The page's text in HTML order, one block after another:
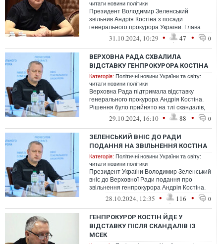
читати новини політики
Президент Володимир Зеленський
звільнив Андрія Костіна з посади
генерального прокурора України. Глава
держави підписав відповідний указ
31.10.2024, 10:29 • 47 • 0
ВЕРХОВНА РАДА СХВАЛИЛА
ВІДСТАВКУ ГЕНПРОКУРОРА КОСТІНА
Категорія: Політичні новини України та світу:
читати новини політики
Верховна Рада підтримала відставку
генерального прокурора Андрія Костіна.
Рішення було прийнято на тлі скандалів,
пов’язаних із випадками зловживання ...
29.10.2024, 16:10 • 88 • 0
ЗЕЛЕНСЬКИЙ ВНІС ДО РАДИ
ПОДАННЯ НА ЗВІЛЬНЕННЯ КОСТІНА
Категорія: Політичні новини України та світу:
читати новини політики
Президент України Володимир Зеленський
вніс до Верховної Ради подання про
звільнення генпрокурора Андрія Костіна.
Подання розглянуть під час пленарног...
28.10.2024, 12:35 • 116 • 0
ГЕНПРОКУРОР КОСТІН ЙДЕ У
ВІДСТАВКУ ПІСЛЯ СКАНДАЛІВ ІЗ
МСЕК